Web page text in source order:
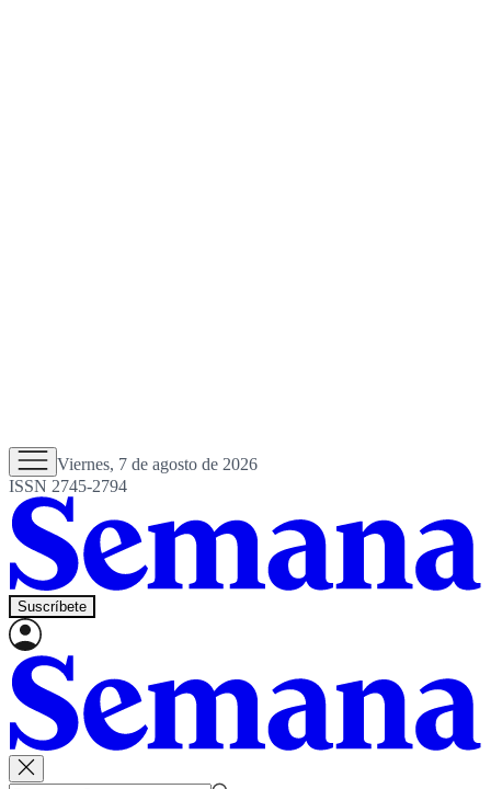
Viernes, 7 de agosto de 2026
ISSN 2745-2794
Suscríbete